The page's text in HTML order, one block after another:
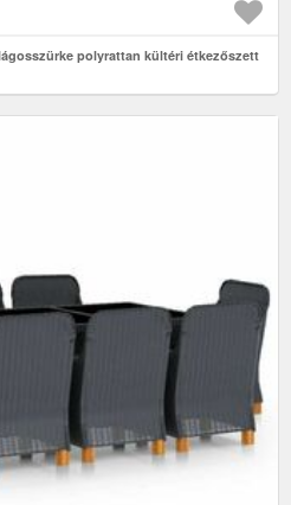
polyrattan kültéri étkezőszett